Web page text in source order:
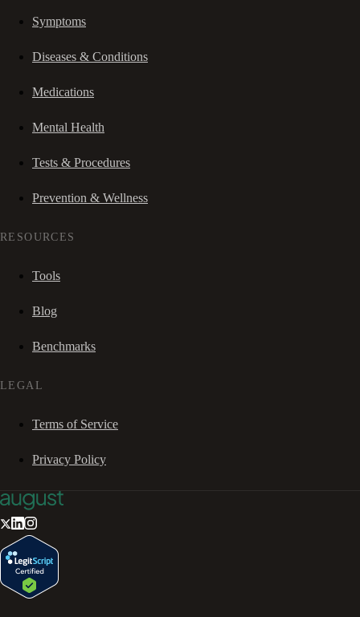
Symptoms
Diseases & Conditions
Medications
Mental Health
Tests & Procedures
Prevention & Wellness
RESOURCES
Tools
Blog
Benchmarks
LEGAL
Terms of Service
Privacy Policy